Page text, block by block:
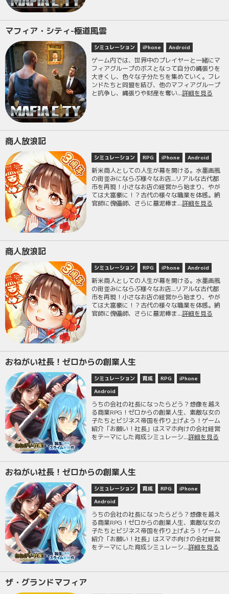
マフィア・シティ-極道風雲
シミュレーション iPhone Android
ゲーム内では、世界中のプレイヤーと一緒にマ
フィアグループのボスとなって自分の縄張りを
大きくし、色々な子分たちを集めていく。フレ
ンドたちと同盟を結び、他のマフィアグループ
と抗争し、縄張りや財産を奪い...詳細を見る
商人放浪記
シミュレーション RPG iPhone Android
新米商人としての人生が幕を開ける。水墨画風
の街並みにならぶ様々なお店...リアルな古代都
市を再現！小さなお店の経営から始まり、やが
ては大富豪に！？古代の様々な職業を体感。納
官師に傀儡師、さらに墓泥棒ま...詳細を見る
商人放浪記
シミュレーション RPG iPhone Android
新米商人としての人生が幕を開ける。水墨画風
の街並みにならぶ様々なお店...リアルな古代都
市を再現！小さなお店の経営から始まり、やが
ては大富豪に！？古代の様々な職業を体感。納
官師に傀儡師、さらに墓泥棒ま...詳細を見る
おねがい社長！ゼロからの創業人生
シミュレーション 育成 RPG
iPhone
Android
うちの会社の社長になったらどう？想像を越え
る商業RPG！ゼロからの創業人生、素敵な女の
子たちとビジネス帝国を作り上げよう！ゲーム
紹介「お願い！社長」はスマホ向けの会社経営
をテーマにした育成シミュレーシ...詳細を見る
おねがい社長！ゼロからの創業人生
シミュレーション 育成 RPG
iPhone
Android
うちの会社の社長になったらどう？想像を越え
る商業RPG！ゼロからの創業人生、素敵な女の
子たちとビジネス帝国を作り上げよう！ゲーム
紹介「お願い！社長」はスマホ向けの会社経営
をテーマにした育成シミュレーシ...詳細を見る
ザ・グランドマフィア